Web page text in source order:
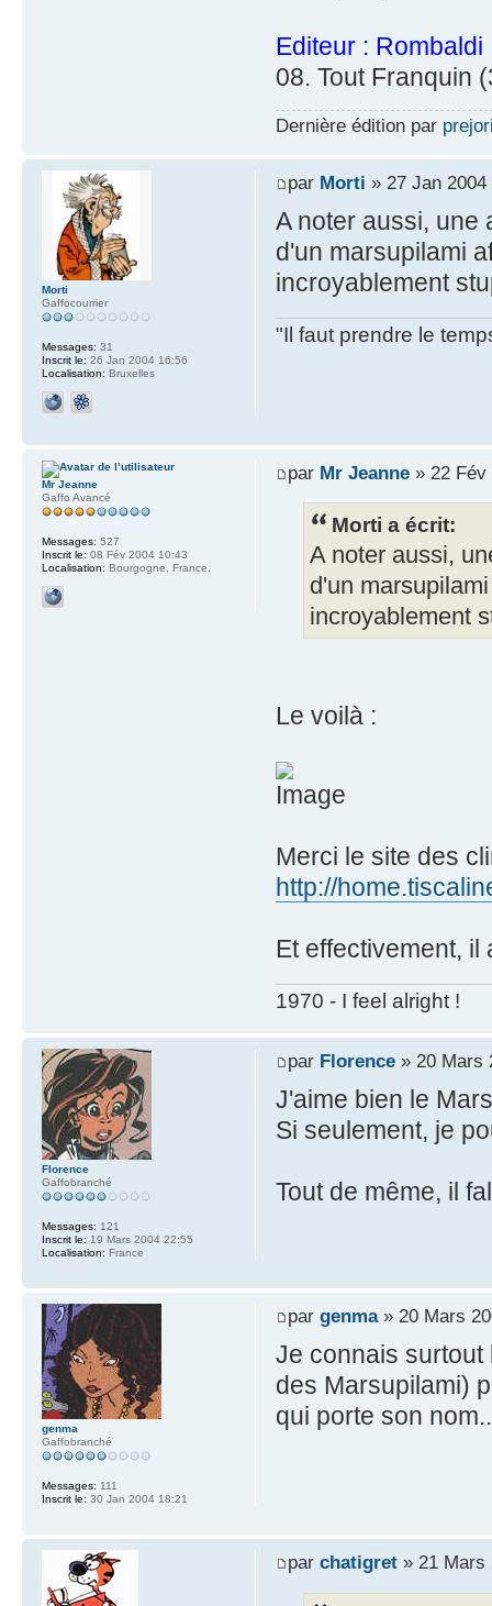
Editeur : Rombaldi
08. Tout Franquin
Dernière édition par
par Morti » 27 Jan 2004
A noter aussi, une
d'un marsupilami
incroyablement
"Il faut prendre le
Morti
Gaffocourrier
Messages: 31
Inscrit le: 26 Jan 2004 16:56
Localisation: Bruxelles
par Mr Jeanne» 22 Fév
Morti a écrit:
A noter aussi,
d'un
incroyablement
Le voilà :
Merci le site des
http://
Et effectivement,
1970 - I feel alright !
Mr Jeanne
Gaffo Avancé
Messages: 527
Inscrit le: 08 Fév 2004 10:43
Localisation: Bourgogne, France.
par Florence» 20 Mars
J'aime bien le
Si seulement, je
Tout de même, il
Florence
Gaffobranché
Messages: 121
Inscrit le: 19 Mars 2004 22:55
Localisation: France
par genma» 20 Mars
Je connais surtout
des Marsupilami)
qui porte son
genma
Gaffobranché
Messages: 111
Inscrit le: 30 Jan 2004 18:21
par chatigret» 21 Mars